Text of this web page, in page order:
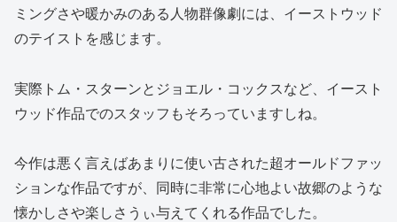
ミングさや暖かみのある人物群像劇には、イーストウッド
のテイストを感じます。
実際トム・スターンとジョエル・コックスなど、イースト
ウッド作品でのスタッフもそろっていますしね。
今作は悪く言えばあまりに使い古された超オールドファッ
ションな作品ですが、同時に非常に心地よい故郷のような
懐かしさや楽しさうぃ与えてくれる作品でした。